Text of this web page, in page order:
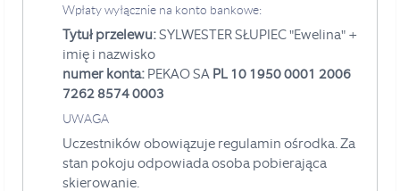
Wpłaty wyłącznie na konto bankowe:
Tytuł przelewu:SYLWESTER SŁUPIEC "Ewelina" +
imię i nazwisko
numer konta: PEKAO SA PL 10 1950 0001 2006
7262 8574 0003
UWAGA
Uczestników obowiązuje regulamin ośrodka. Za
stan pokoju odpowiada osoba pobierająca
skierowanie.